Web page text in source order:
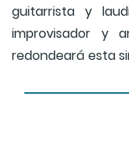
guitarrista y
improvisador y
redondeará esta